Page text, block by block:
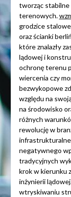
tworząc
terenowych.
grodzice
oraz ścianki
które znalazły
lądowej i
ochronę terenu
wiercenia czy
bezwykopowe
względu na
na środowisko
różnych
rewolucję w
infrastrukturalne
negatywnego
tradycyjnych
krok w kierunku
inżynierii
wtryskiwaniu